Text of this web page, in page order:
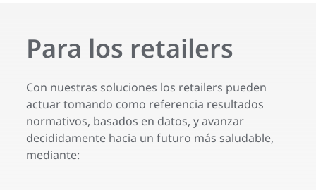
Para los retailers
Con nuestras soluciones los retailers pueden
actuar tomando como referencia resultados
normativos, basados en datos, y avanzar
decididamente hacia un futuro más saludable,
mediante: